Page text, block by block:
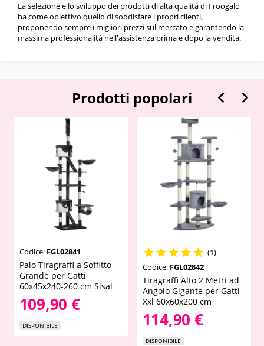
La selezione e lo sviluppo dei prodotti di alta qualità di Froogalo
ha come obiettivo quello di soddisfare i propri clienti,
proponendo sempre i migliori prezzi sul mercato e garantendo la
massima professionalità nell'assistenza prima e dopo la vendita.
Prodotti popolari
Codice: FGL02841
Palo Tiragraffi a Soffitto
Grande per Gatti
60x45x240-260 cm Sisal
109,90 €
DISPONIBILE
 (1)
Codice: FGL02842
Tiragraffi Alto 2 Metri ad
Angolo Gigante per Gatti
Xxl 60x60x200 cm
114,90 €
DISPONIBILE
 